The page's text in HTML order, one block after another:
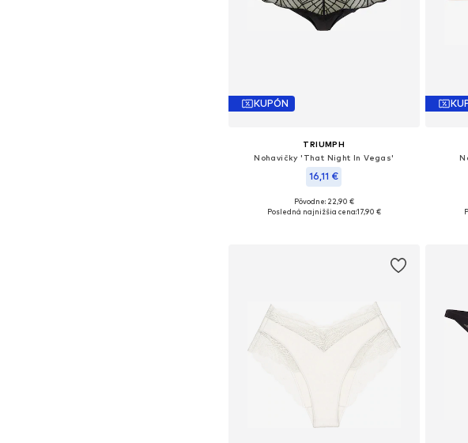
KUPÓN
TRIUMPH
Nohavičky 'That Night In Vegas'
16,11 €
Dostupné veľkosti: S
Pôvodne: 22,90 €
Posledná najnižšia cena:17,90 €